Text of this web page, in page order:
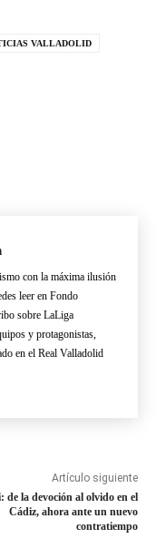
VALLADOLID
con la máxima ilusión
leer en Fondo
sobre LaLiga
y protagonistas,
en el Real Valladolid
Artículo siguiente
de la devoción al olvido en el
Cádiz, ahora ante un nuevo
contratiempo